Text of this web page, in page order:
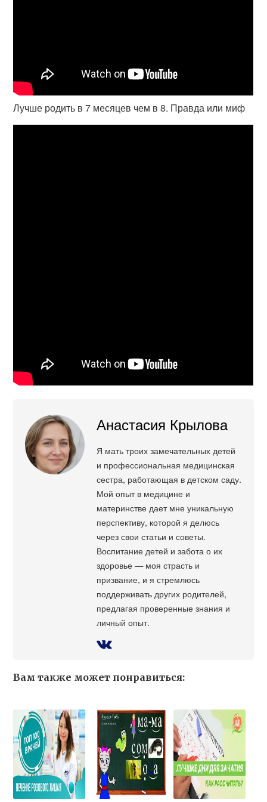
Лучше родить в 7 месяцев чем в 8. Правда или миф
Анастасия Крылова
Я мать троих замечательных детей
и профессиональная медицинская
сестра, работающая в детском саду.
Мой опыт в медицине и
материнстве дает мне уникальную
перспективу, которой я делюсь
через свои статьи и советы.
Воспитание детей и забота о их
здоровье — моя страсть и
призвание, и я стремлюсь
поддерживать других родителей,
предлагая проверенные знания и
личный опыт.
Вам также может понравиться: